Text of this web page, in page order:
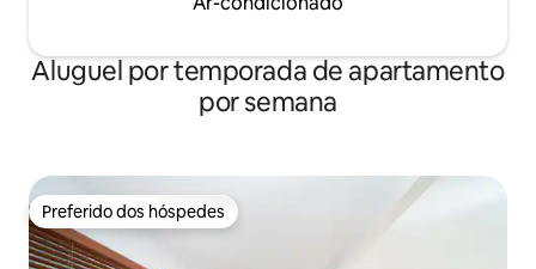
Aluguel por temporada de apartamento
por semana
Preferido dos hóspedes
Preferido dos hóspedes